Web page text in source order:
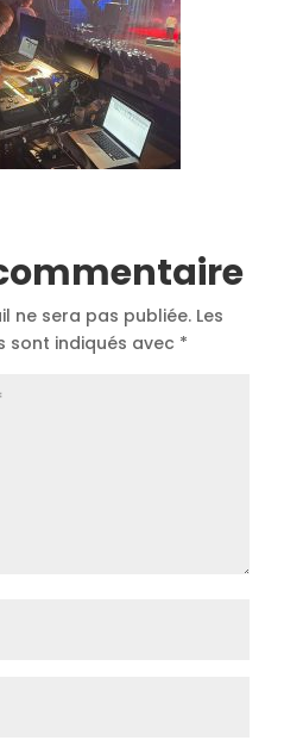
ne sera pas publiée. Les
sont indiqués avec *